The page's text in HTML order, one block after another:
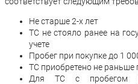
Не старше 2-х лет
ТС не стояло ранее на
учете
Пробег при покупке до 1
ТС приобретено не раньше
Для ТС с пробегом